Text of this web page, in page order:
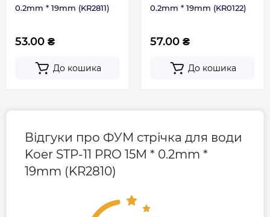
0.2mm * 19mm (KR2811)
53.00 ₴
До кошика
0.2mm * 19mm (KR0122)
57.00 ₴
До кошика
Відгуки про ФУМ стрічка для води
Koer STP-11 PRO 15M * 0.2mm *
19mm (KR2810)